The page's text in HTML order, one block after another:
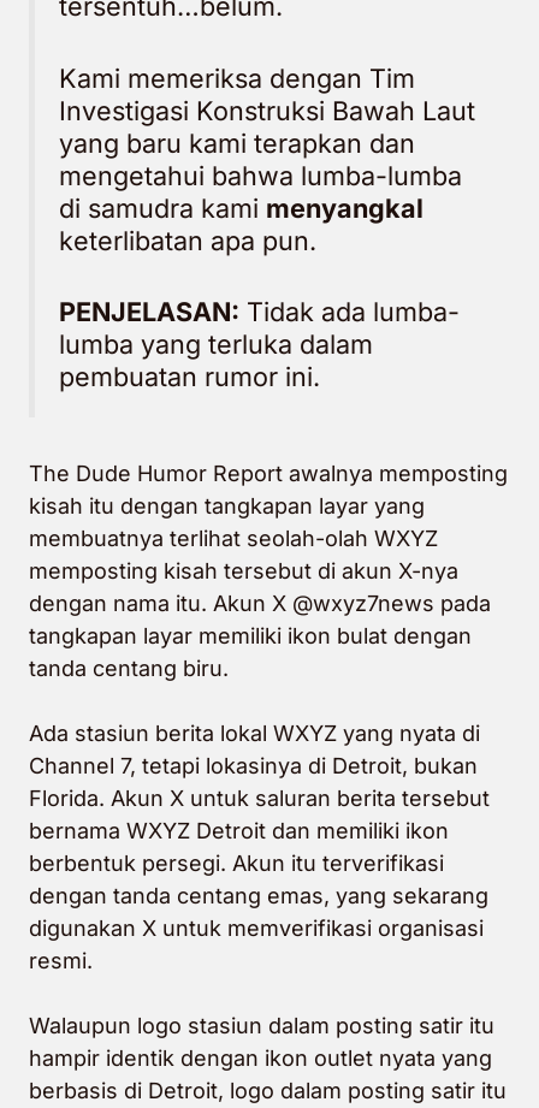
tersentuh…belum.
Kami memeriksa dengan Tim
Investigasi Konstruksi Bawah Laut
yang baru kami terapkan dan
mengetahui bahwa lumba-lumba
di samudra kami menyangkal
keterlibatan apa pun.
PENJELASAN: Tidak ada lumba-
lumba yang terluka dalam
pembuatan rumor ini.
The Dude Humor Report awalnya memposting
kisah itu dengan tangkapan layar yang
membuatnya terlihat seolah-olah WXYZ
memposting kisah tersebut di akun X-nya
dengan nama itu. Akun X @wxyz7news pada
tangkapan layar memiliki ikon bulat dengan
tanda centang biru.
Ada stasiun berita lokal WXYZ yang nyata di
Channel 7, tetapi lokasinya di Detroit, bukan
Florida. Akun X untuk saluran berita tersebut
bernama WXYZ Detroit dan memiliki ikon
berbentuk persegi. Akun itu terverifikasi
dengan tanda centang emas, yang sekarang
digunakan X untuk memverifikasi organisasi
resmi.
Walaupun logo stasiun dalam posting satir itu
hampir identik dengan ikon outlet nyata yang
berbasis di Detroit, logo dalam posting satir itu